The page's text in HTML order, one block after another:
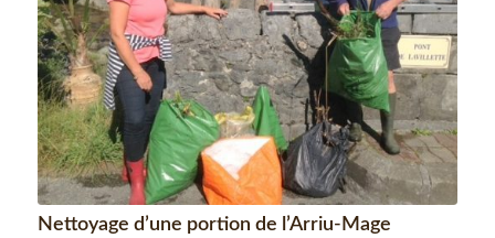
Nettoyage d’une portion de l’Arriu-Mage